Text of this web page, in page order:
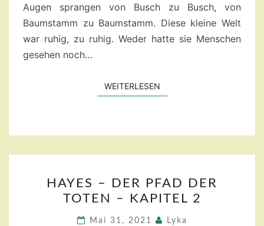
Augen sprangen von Busch zu Busch, von
Baumstamm zu Baumstamm. Diese kleine Welt
war ruhig, zu ruhig. Weder hatte sie Menschen
gesehen noch…
WEITERLESENWEITERLESEN
–
DER
PFAD
HAYES – DER PFAD DER
TOTEN – KAPITEL 2
Mai 31, 2021 Lyka